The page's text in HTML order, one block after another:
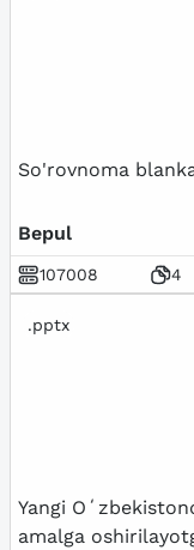
So'rovnoma
Bepul
107008 4
.pptx
Yangi
amalga